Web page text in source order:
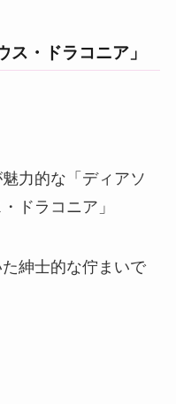
ス・ドラコニア」
力的な「ディアソ
ドラコニア」
紳士的な佇まいで